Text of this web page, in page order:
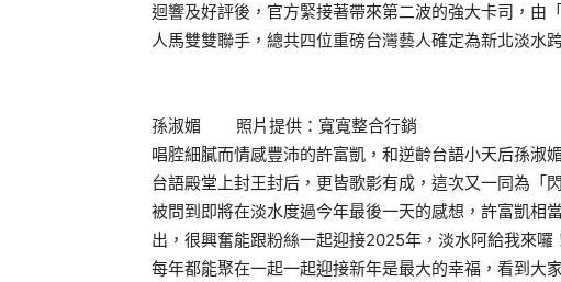
迴響及好評後，官方緊接著帶來第二波的強大卡司，由
人馬雙雙聯手，總共四位重磅台灣藝人確定為新北淡水
孫淑媚 照片提供：寬寬整合行銷
唱腔細膩而情感豐沛的許富凱，和逆齡台語小天后孫淑
台語殿堂上封王封后，更皆歌影有成，這次又一同為「
被問到即將在淡水度過今年最後一天的感想，許富凱相
出，很興奮能跟粉絲一起迎接2025年，淡水阿給我來
每年都能聚在一起一起迎接新年是最大的幸福，看到大